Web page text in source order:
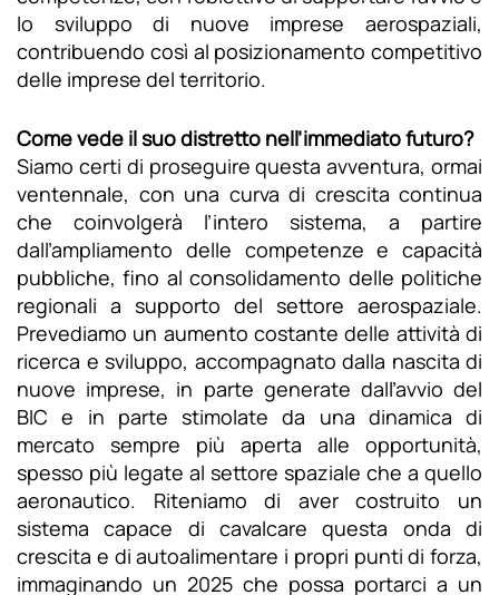
lo sviluppo di nuove imprese aerospaziali,
contribuendo così al posizionamento competitivo
delle imprese del territorio.
Come vede il suo distretto nell’immediato futuro?
Siamo certi di proseguire questa avventura, ormai
ventennale, con una curva di crescita continua
che coinvolgerà l’intero sistema, a partire
dall’ampliamento delle competenze e capacità
pubbliche, fino al consolidamento delle politiche
regionali a supporto del settore aerospaziale.
Prevediamo un aumento costante delle attività di
ricerca e sviluppo, accompagnato dalla nascita di
nuove imprese, in parte generate dall’avvio del
BIC e in parte stimolate da una dinamica di
mercato sempre più aperta alle opportunità,
spesso più legate al settore spaziale che a quello
aeronautico. Riteniamo di aver costruito un
sistema capace di cavalcare questa onda di
crescita e di autoalimentare i propri punti di forza,
immaginando un 2025 che possa portarci a un